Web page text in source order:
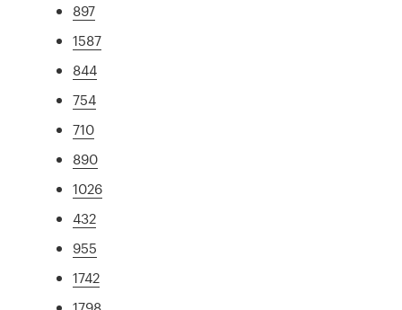
897
1587
844
754
710
890
1026
432
955
1742